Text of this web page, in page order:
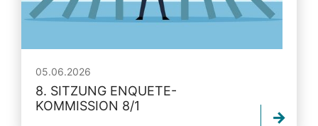
05.06.2026
8. SITZUNG ENQUETE-
KOMMISSION 8/1